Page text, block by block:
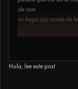
de ram
os hago cpy paste de
World of WarCraft
Exe:
Time: Feb 23, 2025
Hola, lee este post